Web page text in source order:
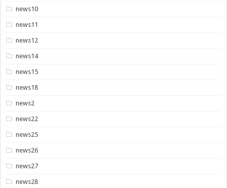
news10
news11
news12
news14
news15
news18
news2
news22
news25
news26
news27
news28